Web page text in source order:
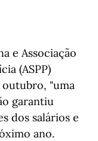
e Associação
(ASPP)
"uma
garantiu
dos salários e
ano.